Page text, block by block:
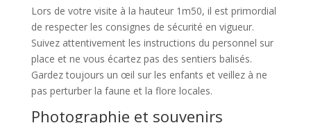
Lors de votre visite à la hauteur 1m50, il est primordial
de respecter les consignes de sécurité en vigueur.
Suivez attentivement les instructions du personnel sur
place et ne vous écartez pas des sentiers balisés.
Gardez toujours un œil sur les enfants et veillez à ne
pas perturber la faune et la flore locales.
Photographie et souvenirs